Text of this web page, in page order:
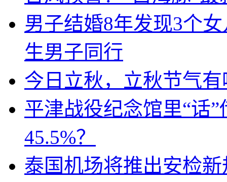
男子结婚8年发现3个
生男子同行
今日立秋，立秋节气
平津战役纪念馆里“话
45.5%？
泰国机场将推出安检